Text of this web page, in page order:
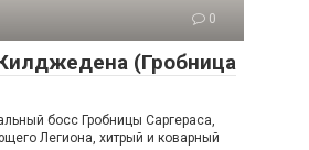
0
(Гробница
босс Гробницы Саргераса,
Легиона, хитрый и коварный